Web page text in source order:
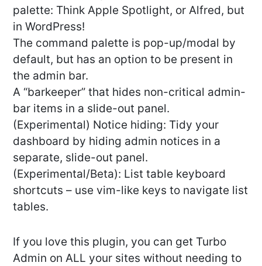
palette: Think Apple Spotlight, or Alfred, but
in WordPress!
The command palette is pop-up/modal by
default, but has an option to be present in
the admin bar.
A “barkeeper” that hides non-critical admin-
bar items in a slide-out panel.
(Experimental) Notice hiding: Tidy your
dashboard by hiding admin notices in a
separate, slide-out panel.
(Experimental/Beta): List table keyboard
shortcuts – use vim-like keys to navigate list
tables.
If you love this plugin, you can get Turbo
Admin on ALL your sites without needing to